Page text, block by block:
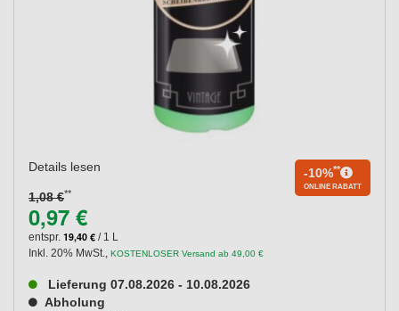
Details lesen
1,08 €**
-10%**
ONLINE RABATT
0,97 €
entspr. 19,40 € / 1 L
Inkl. 20% MwSt., KOSTENLOSER Versand ab 49,00 €
Lieferung 07.08.2026 - 10.08.2026
Abholung